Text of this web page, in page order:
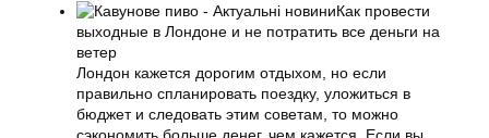
Как провести
выходные в Лондоне и не потратить все деньги на
ветер
Лондон кажется дорогим отдыхом, но если
правильно спланировать поездку, уложиться в
бюджет и следовать этим советам, то можно